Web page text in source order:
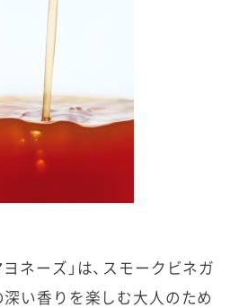
ネーズ」は、スモークビネガ
深い香りを楽しむ大人のため